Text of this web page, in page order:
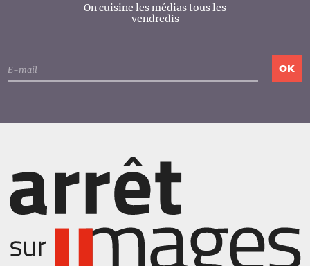
On cuisine les médias tous les
vendredis